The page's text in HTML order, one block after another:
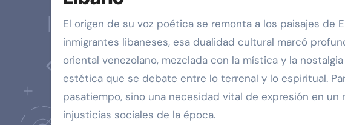
El origen de su voz poética se remonta a los paisajes de
inmigrantes libaneses, esa dualidad cultural marcó
oriental venezolano, mezclada con la mística y la
estética que se debate entre lo terrenal y lo espiritual.
pasatiempo, sino una necesidad vital de expresión en
injusticias sociales de la época.